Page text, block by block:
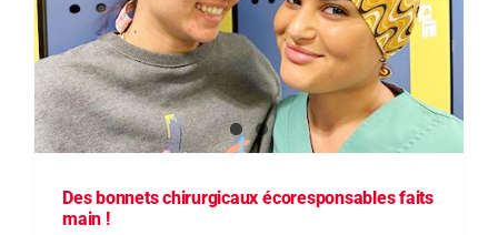
Des bonnets chirurgicaux écoresponsables faits
main !